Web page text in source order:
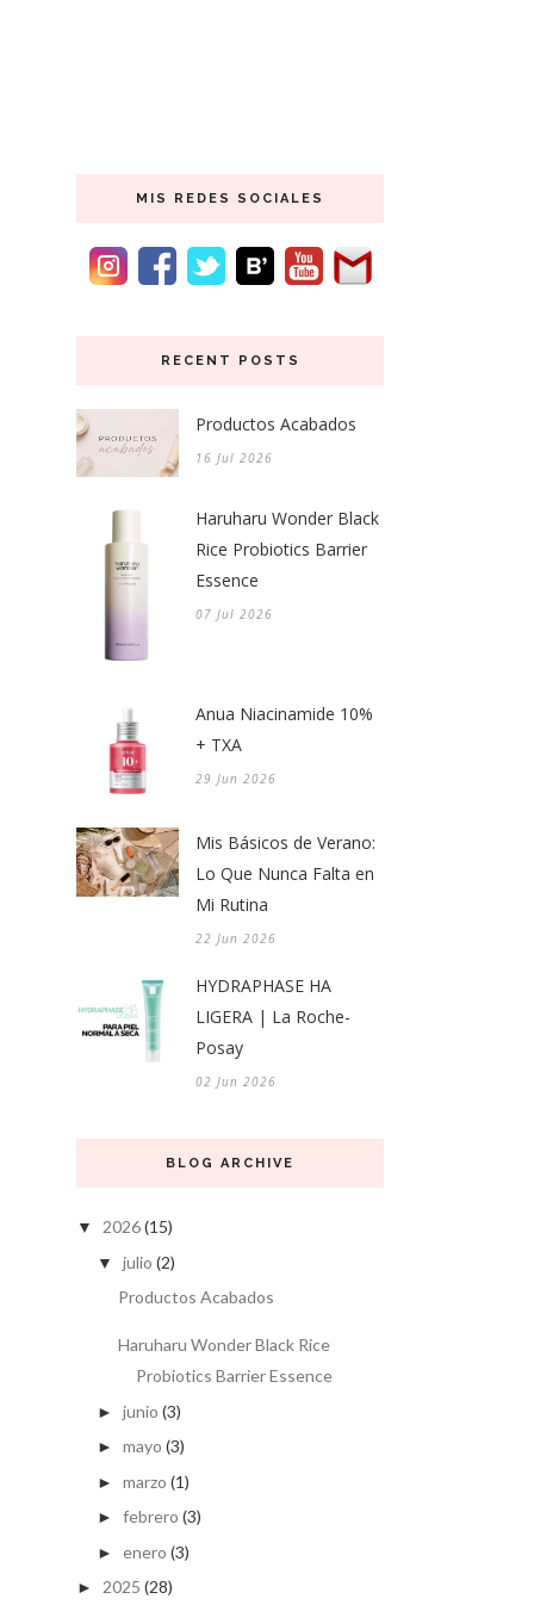
MIS REDES SOCIALES
RECENT POSTS
Productos Acabados
16 Jul 2026
Haruharu Wonder Black
Rice Probiotics Barrier
Essence
07 Jul 2026
Anua Niacinamide 10%
+ TXA
29 Jun 2026
Mis Básicos de Verano:
Lo Que Nunca Falta en
Mi Rutina
22 Jun 2026
HYDRAPHASE HA
LIGERA | La Roche-
Posay
02 Jun 2026
BLOG ARCHIVE
▼ 2026(15)
▼ julio (2)
Productos Acabados
Haruharu Wonder Black Rice
Probiotics Barrier Essence
► junio (3)
► mayo (3)
► marzo (1)
► febrero (3)
► enero (3)
► 2025 (28)